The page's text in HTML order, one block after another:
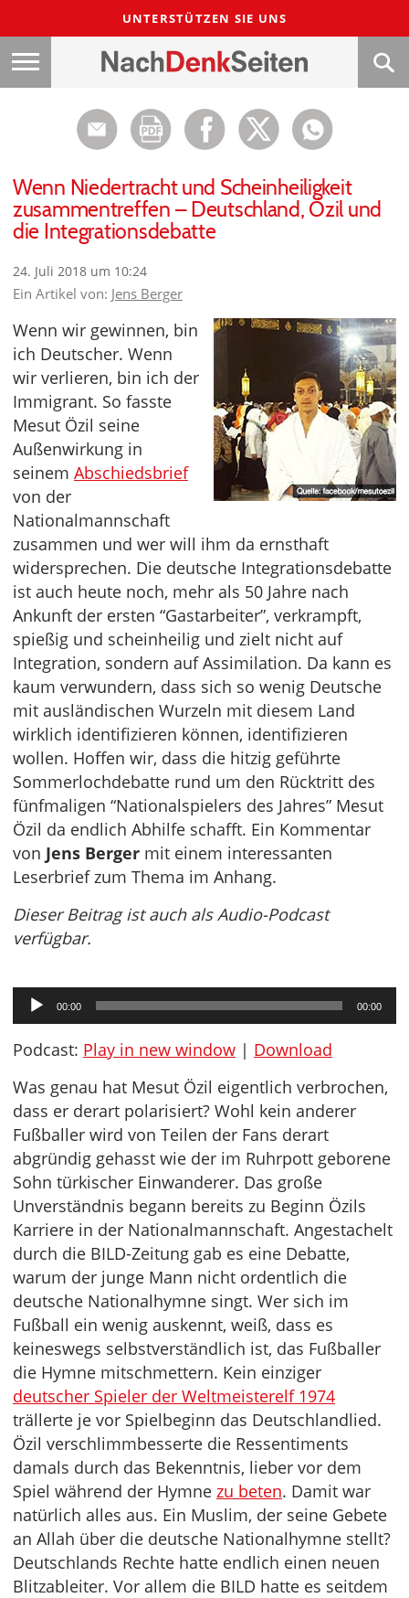
UNTERSTÜTZEN SIE UNS
Wenn Niedertracht und Scheinheiligkeit
zusammentreffen – Deutschland, Özil und
die Integrationsdebatte
24. Juli 2018 um 10:24
Ein Artikel von: Jens Berger
Wenn wir gewinnen, bin
ich Deutscher. Wenn
wir verlieren, bin ich der
Immigrant. So fasste
Mesut Özil seine
Außenwirkung in
seinem Abschiedsbrief
von der
Nationalmannschaft
zusammen und wer will ihm da ernsthaft
widersprechen. Die deutsche Integrationsdebatte
ist auch heute noch, mehr als 50 Jahre nach
Ankunft der ersten “Gastarbeiter”, verkrampft,
spießig und scheinheilig und zielt nicht auf
Integration, sondern auf Assimilation. Da kann es
kaum verwundern, dass sich so wenig Deutsche
mit ausländischen Wurzeln mit diesem Land
wirklich identifizieren können, identifizieren
wollen. Hoffen wir, dass die hitzig geführte
Sommerlochdebatte rund um den Rücktritt des
fünfmaligen “Nationalspielers des Jahres” Mesut
Özil da endlich Abhilfe schafft. Ein Kommentar
von Jens Berger mit einem interessanten
Leserbrief zum Thema im Anhang.
Dieser Beitrag ist auch als Audio-Podcast
verfügbar.
Audio-
Player
00:00 00:00
Podcast: Play in new window | Download
Was genau hat Mesut Özil eigentlich verbrochen,
dass er derart polarisiert? Wohl kein anderer
Fußballer wird von Teilen der Fans derart
abgründig gehasst wie der im Ruhrpott geborene
Sohn türkischer Einwanderer. Das große
Unverständnis begann bereits zu Beginn Özils
Karriere in der Nationalmannschaft. Angestachelt
durch die BILD-Zeitung gab es eine Debatte,
warum der junge Mann nicht ordentlich die
deutsche Nationalhymne singt. Wer sich im
Fußball ein wenig auskennt, weiß, dass es
keineswegs selbstverständlich ist, das Fußballer
die Hymne mitschmettern. Kein einziger
deutscher Spieler der Weltmeisterelf 1974
trällerte je vor Spielbeginn das Deutschlandlied.
Özil verschlimmbesserte die Ressentiments
damals durch das Bekenntnis, lieber vor dem
Spiel während der Hymne zu beten. Damit war
natürlich alles aus. Ein Muslim, der seine Gebete
an Allah über die deutsche Nationalhymne stellt?
Deutschlands Rechte hatte endlich einen neuen
Blitzableiter. Vor allem die BILD hatte es seitdem